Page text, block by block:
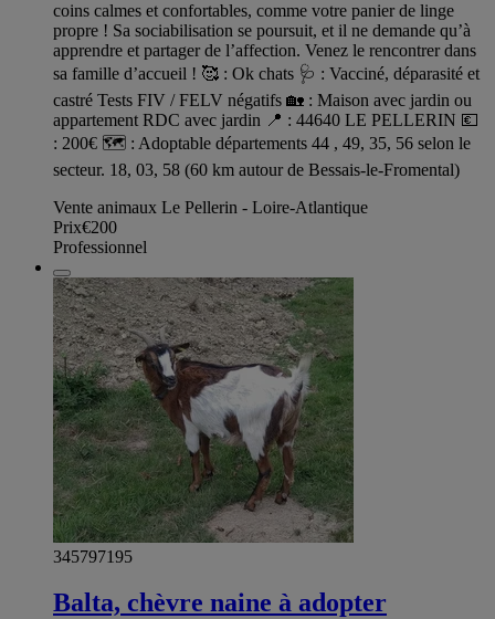
coins calmes et confortables, comme votre panier de linge
propre ! Sa sociabilisation se poursuit, et il ne demande qu’à
apprendre et partager de l’affection. Venez le rencontrer dans
sa famille d’accueil ! 🥰 : Ok chats 🩺 : Vacciné, déparasité et
castré Tests FIV / FELV négatifs 🏡 : Maison avec jardin ou
appartement RDC avec jardin 📍 : 44640 LE PELLERIN 💶
: 200€ 🗺️ : Adoptable départements 44 , 49, 35, 56 selon le
secteur. 18, 03, 58 (60 km autour de Bessais-le-Fromental)
Vente animaux Le Pellerin - Loire-Atlantique
Prix€200
Professionnel
345797195
Balta, chèvre naine à adopter